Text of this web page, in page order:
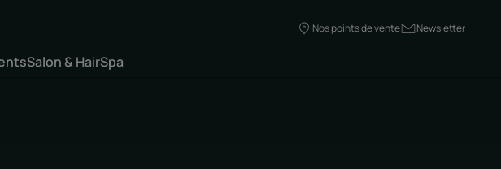
Nos points de vente Newsletter
Salon & HairSpa